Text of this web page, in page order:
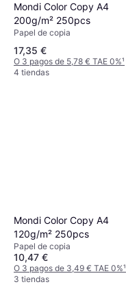
Mondi Color Copy A4
200g/m² 250pcs
Papel de copia
17,35 €
O 3 pagos de 5,78 € TAE 0%¹
4 tiendas
Mondi Color Copy A4
120g/m² 250pcs
Papel de copia
10,47 €
O 3 pagos de 3,49 € TAE 0%¹
3 tiendas